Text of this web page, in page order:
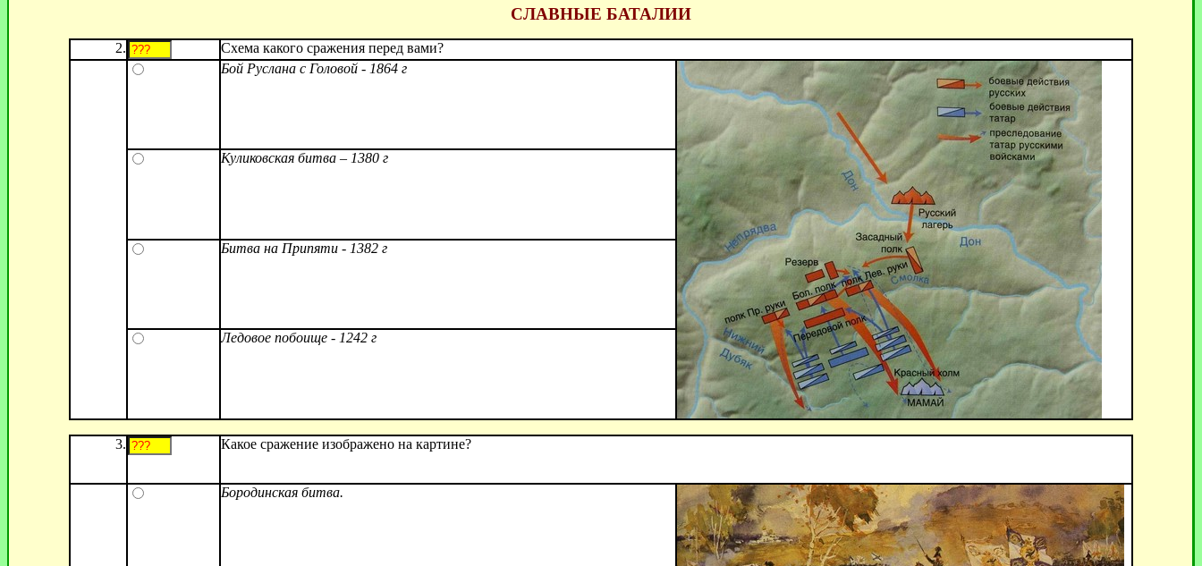
СЛАВНЫЕ БАТАЛИИ
2.
Схема какого сражения перед вами?
Бой Руслана с Головой - 1864 г
Куликовская битва – 1380 г
Битва на Припяти - 1382 г
Ледовое побоище - 1242 г
3. Какое сражение изображено на картине?
Бородинская битва.